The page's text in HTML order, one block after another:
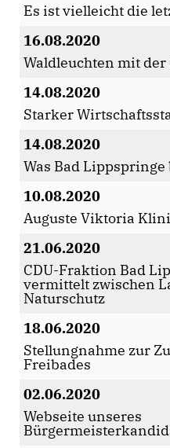
Es ist vielleicht die
16.08.2020
Waldleuchten mit der
14.08.2020
Starker
14.08.2020
Was Bad
10.08.2020
Auguste Viktoria
21.06.2020
CDU-Fraktion Bad
vermittelt zwischen
Naturschutz
18.06.2020
Stellungnahme zur
Freibades
02.06.2020
Webseite unseres